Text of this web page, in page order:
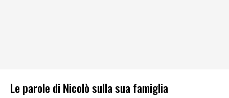
Le parole di Nicolò sulla sua famiglia